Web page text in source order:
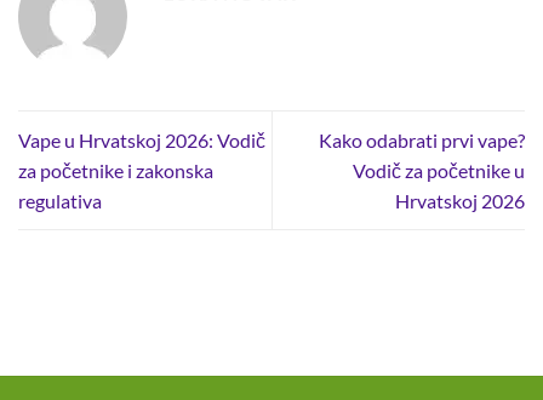
Vape u Hrvatskoj 2026: Vodič
za početnike i zakonska
regulativa
Kako odabrati prvi vape?
Vodič za početnike u
Hrvatskoj 2026